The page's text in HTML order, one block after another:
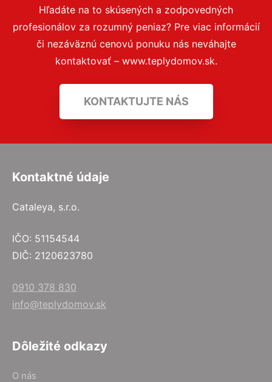
Hľadáte na to skúsených a zodpovedných
profesionálov za rozumný peniaz? Pre viac informácií
či nezáväznú cenovú ponuku nás neváhajte
kontaktovať – www.teplydomov.sk.
KONTAKTUJTE NÁS
Kontaktné údaje
Cataleya, s.r.o.
IČO: 51154544
DIČ: 2120623780
0910 378 830
info@teplydomov.sk
Dôležité odkazy
O nás